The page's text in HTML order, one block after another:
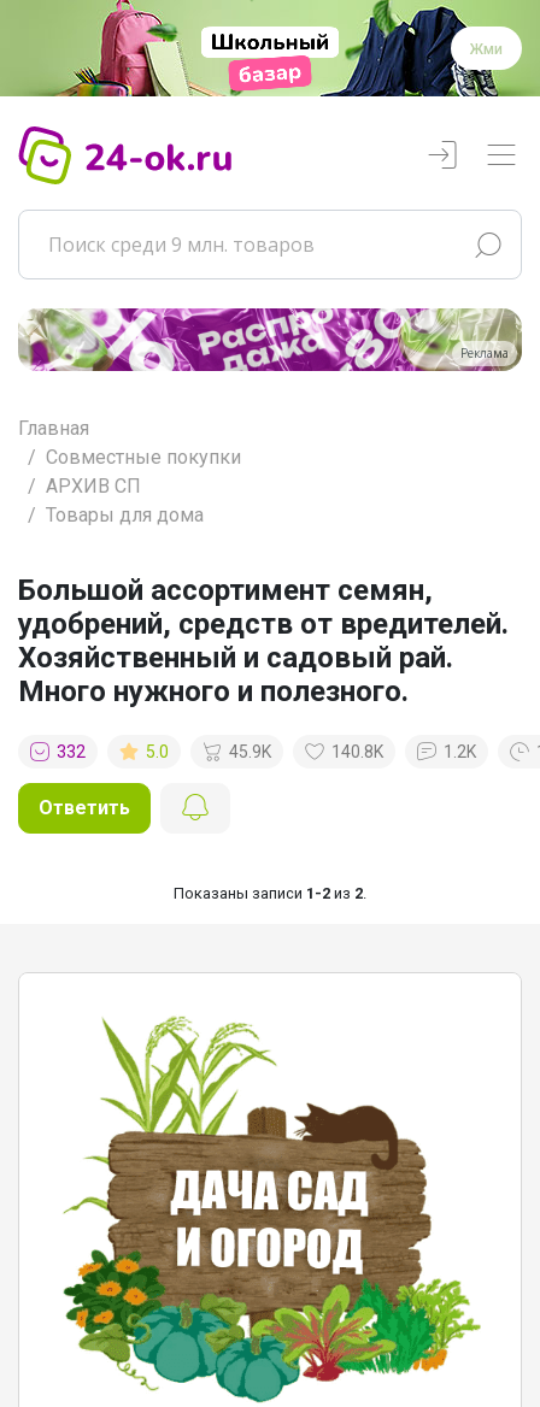
Жми
Реклама
Главная
Совместные покупки
АРХИВ СП
Товары для дома
Большой ассортимент семян,
удобрений, средств от вредителей.
Хозяйственный и садовый рай.
Много нужного и полезного.
332 5.0 45.9K 140.8K 1.2K
Ответить
Показаны записи 1-2 из 2